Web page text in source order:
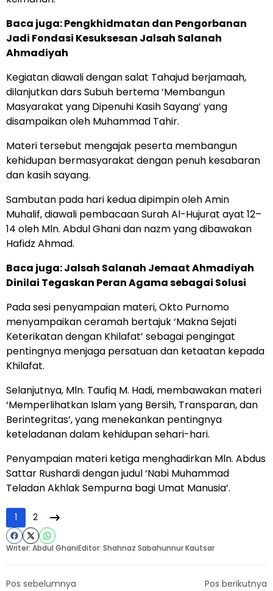
Baca juga: Pengkhidmatan dan Pengorbanan
Jadi Fondasi Kesuksesan Jalsah Salanah
Ahmadiyah
Kegiatan diawali dengan salat Tahajud berjamaah,
dilanjutkan dars Subuh bertema ‘Membangun
Masyarakat yang Dipenuhi Kasih Sayang’ yang
disampaikan oleh Muhammad Tahir.
Materi tersebut mengajak peserta membangun
kehidupan bermasyarakat dengan penuh kesabaran
dan kasih sayang.
Sambutan pada hari kedua dipimpin oleh Amin
Muhalif, diawali pembacaan Surah Al-Hujurat ayat 12–
14 oleh Mln. Abdul Ghani dan nazm yang dibawakan
Hafidz Ahmad.
Baca juga:Jalsah Salanah Jemaat Ahmadiyah
Dinilai Tegaskan Peran Agama sebagai Solusi
Pada sesi penyampaian materi, Okto Purnomo
menyampaikan ceramah bertajuk ‘Makna Sejati
Keterikatan dengan Khilafat’ sebagai pengingat
pentingnya menjaga persatuan dan ketaatan kepada
Khilafat.
Selanjutnya, Mln. Taufiq M. Hadi, membawakan materi
‘Memperlihatkan Islam yang Bersih, Transparan, dan
Berintegritas’, yang menekankan pentingnya
keteladanan dalam kehidupan sehari-hari.
Penyampaian materi ketiga menghadirkan Mln. Abdus
Sattar Rushardi dengan judul ‘Nabi Muhammad
Teladan Akhlak Sempurna bagi Umat Manusia’.
1 2
Writer: Abdul GhaniEditor: Shahnaz Sabahunnur Kautsar
Pos sebelumnya
Pos berikutnya